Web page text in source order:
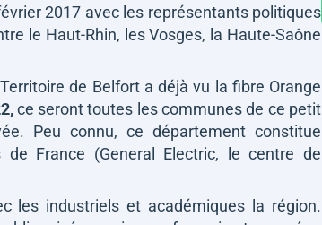
2017 avec les représentants politiques
le Haut-Rhin, les Vosges, la Haute-Saône
de Belfort a déjà vu la fibre Orange
ce seront toutes les communes de ce petit
Peu connu, ce département constitue
France (General Electric, le centre de
les industriels et académiques la région.